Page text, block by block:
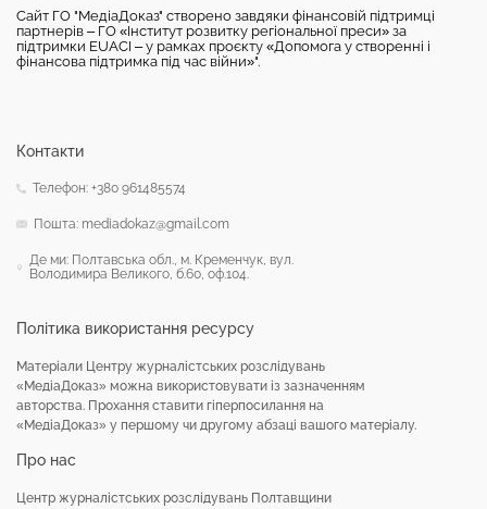
Сайт ГО "МедіаДоказ" створено завдяки фінансовій підтримці
партнерів – ГО «Інститут розвитку регіональної преси» за
підтримки EUACI – у рамках проєкту «Допомога у створенні і
фінансова підтримка під час війни»".
Про нас
Центр журналістських розслідувань Полтавщини
Політика використання ресурсу
Матеріали Центру журналістських розслідувань
«МедіаДоказ» можна використовувати із зазначенням
авторства. Прохання ставити гіперпосилання на
«МедіаДоказ» у першому чи другому абзаці вашого матеріалу.
Контакти
Телефон: +380 961485574
Пошта: mediadokaz@gmail.com
Де ми: Полтавська обл., м. Кременчук, вул.
Володимира Великого, б.60, оф.104.